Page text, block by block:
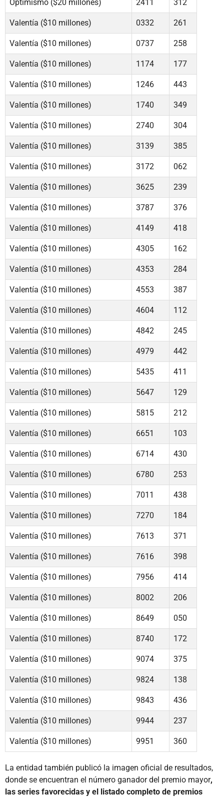
Optimismo ($20 millones) 2411 312
Valentía ($10 millones) 0332 261
Valentía ($10 millones) 0737 258
Valentía ($10 millones) 1174 177
Valentía ($10 millones) 1246 443
Valentía ($10 millones) 1740 349
Valentía ($10 millones) 2740 304
Valentía ($10 millones) 3139 385
Valentía ($10 millones) 3172 062
Valentía ($10 millones) 3625 239
Valentía ($10 millones) 3787 376
Valentía ($10 millones) 4149 418
Valentía ($10 millones) 4305 162
Valentía ($10 millones) 4353 284
Valentía ($10 millones) 4553 387
Valentía ($10 millones) 4604 112
Valentía ($10 millones) 4842 245
Valentía ($10 millones) 4979 442
Valentía ($10 millones) 5435 411
Valentía ($10 millones) 5647 129
Valentía ($10 millones) 5815 212
Valentía ($10 millones) 6651 103
Valentía ($10 millones) 6714 430
Valentía ($10 millones) 6780 253
Valentía ($10 millones) 7011 438
Valentía ($10 millones) 7270 184
Valentía ($10 millones) 7613 371
Valentía ($10 millones) 7616 398
Valentía ($10 millones) 7956 414
Valentía ($10 millones) 8002 206
Valentía ($10 millones) 8649 050
Valentía ($10 millones) 8740 172
Valentía ($10 millones) 9074 375
Valentía ($10 millones) 9824 138
Valentía ($10 millones) 9843 436
Valentía ($10 millones) 9944 237
Valentía ($10 millones) 9951 360
La entidad también publicó la imagen oficial de resultados,
donde se encuentran el número ganador del premio mayor,
las series favorecidas y el listado completo de premios